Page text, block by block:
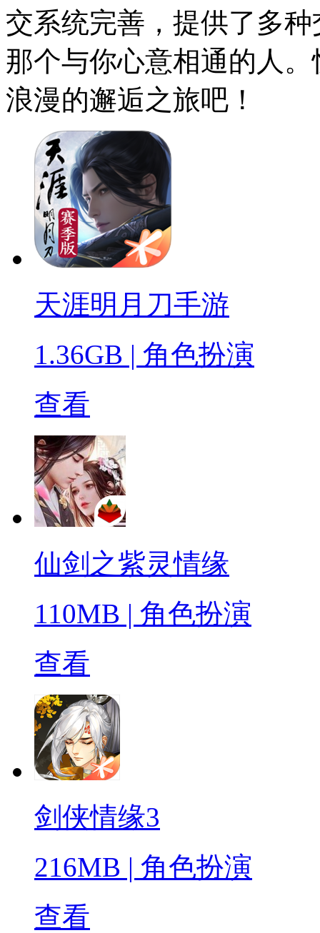
交系统完善，提供了多
那个与你心意相通的人
浪漫的邂逅之旅吧！
天涯明月刀手游
1.36GB | 角色扮演
查看
仙剑之紫灵情缘
110MB | 角色扮演
查看
剑侠情缘3
216MB | 角色扮演
查看